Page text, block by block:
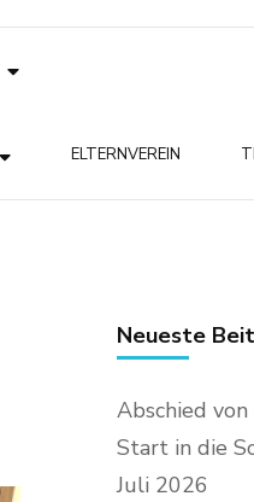
ELTERNVEREIN
Neueste
Abschied
Start in die
Juli 2026